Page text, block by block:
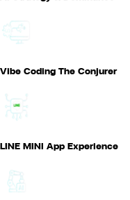
Vibe Coding The Conjurer
LINE MINI App Experience